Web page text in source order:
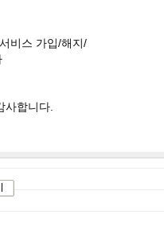
비스 가입/해지/
사합니다.